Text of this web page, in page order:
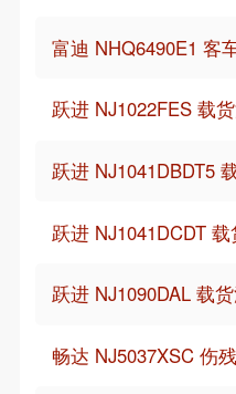
富迪 NHQ6490E1 客
跃进 NJ1022FES 载
跃进 NJ1041DBDT5
跃进 NJ1041DCDT
跃进 NJ1090DAL 载
畅达 NJ5037XSC 伤